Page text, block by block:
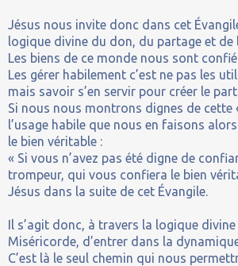
Jésus nous invite donc dans cet
logique divine du don, du partage et de
Les biens de ce monde nous sont
Les gérer habilement c’est ne pas les
mais savoir s’en servir pour créer le
Si nous nous montrons dignes de cette
l’usage habile que nous en faisons
le bien véritable :
« Si vous n’avez pas été digne de
trompeur, qui vous confiera le bien
Jésus dans la suite de cet Évangile.
Il s’agit donc, à travers la logique
Miséricorde, d’entrer dans la
C’est là le seul chemin qui nous